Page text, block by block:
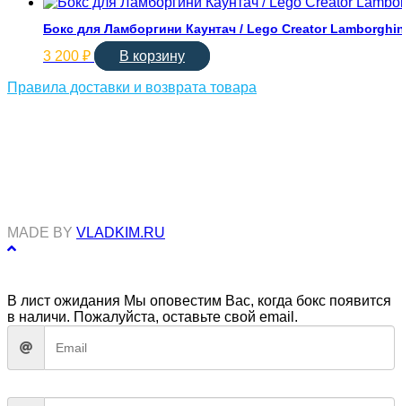
Бокс для Ламборгини Каунтач / Lego Creator
3 200 ₽ В корзину
Правила доставки и возврата товара
MADE BY VLADKIM.RU
В лист ожидания Мы оповестим Вас, когда бокс появится
в наличи. Пожалуйста, оставьте свой email.